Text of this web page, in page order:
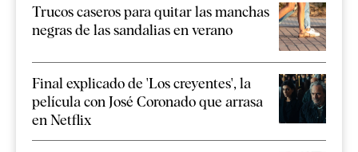
Trucos caseros para quitar las manchas
negras de las sandalias en verano
Final explicado de 'Los creyentes', la
película con José Coronado que arrasa
en Netflix